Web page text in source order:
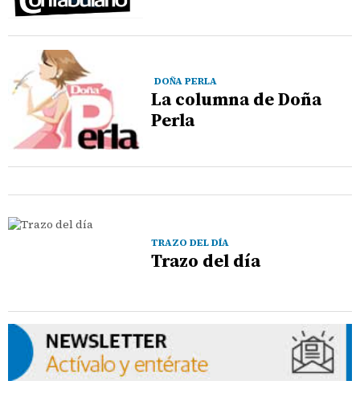
DOÑA PERLA
La columna de Doña
Perla
TRAZO DEL DÍA
Trazo del día